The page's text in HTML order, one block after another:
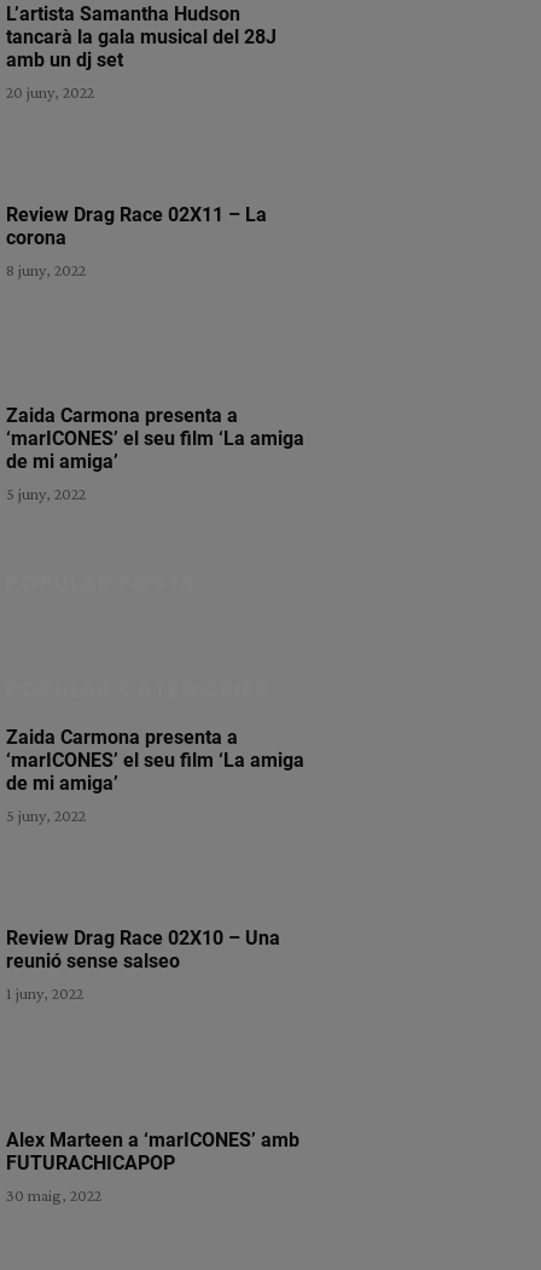
L’artista Samantha Hudson
tancarà la gala musical del 28J
amb un dj set
20 juny, 2022
Review Drag Race 02X11 – La
corona
8 juny, 2022
Zaida Carmona presenta a
‘marICONES’ el seu film ‘La amiga
de mi amiga’
5 juny, 2022
Zaida Carmona presenta a
‘marICONES’ el seu film ‘La amiga
de mi amiga’
5 juny, 2022
Review Drag Race 02X10 – Una
reunió sense salseo
1 juny, 2022
Alex Marteen a ‘marICONES’ amb
FUTURACHICAPOP
30 maig, 2022